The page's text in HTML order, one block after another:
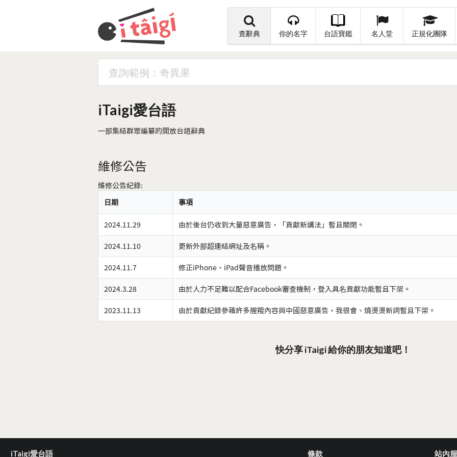
查辭典 你的名字 台語寶鑑 名人堂 正規化團隊
iTaigi愛台語
一部集結群眾編纂的開放台語辭典
維修公告
維修公告紀錄:
日期
事項
2024.11.29 由於後台仍收到大量惡意廣告，「貢獻新講法」暫且關閉。
2024.11.10 更新外部超連結網址及名稱。
2024.11.7 修正iPhone、iPad聲音播放問題。
2024.3.28 由於人力不足難以配合Facebook審查機制，登入具名貢獻功能暫且下架。
2023.11.13 由於貢獻紀錄參雜許多腥羶內容與中國惡意廣告，我很會、燒燙燙新詞暫且下架。
快分享 iTaigi 給你的朋友知道吧！
iTaigi愛台語 條款 站內